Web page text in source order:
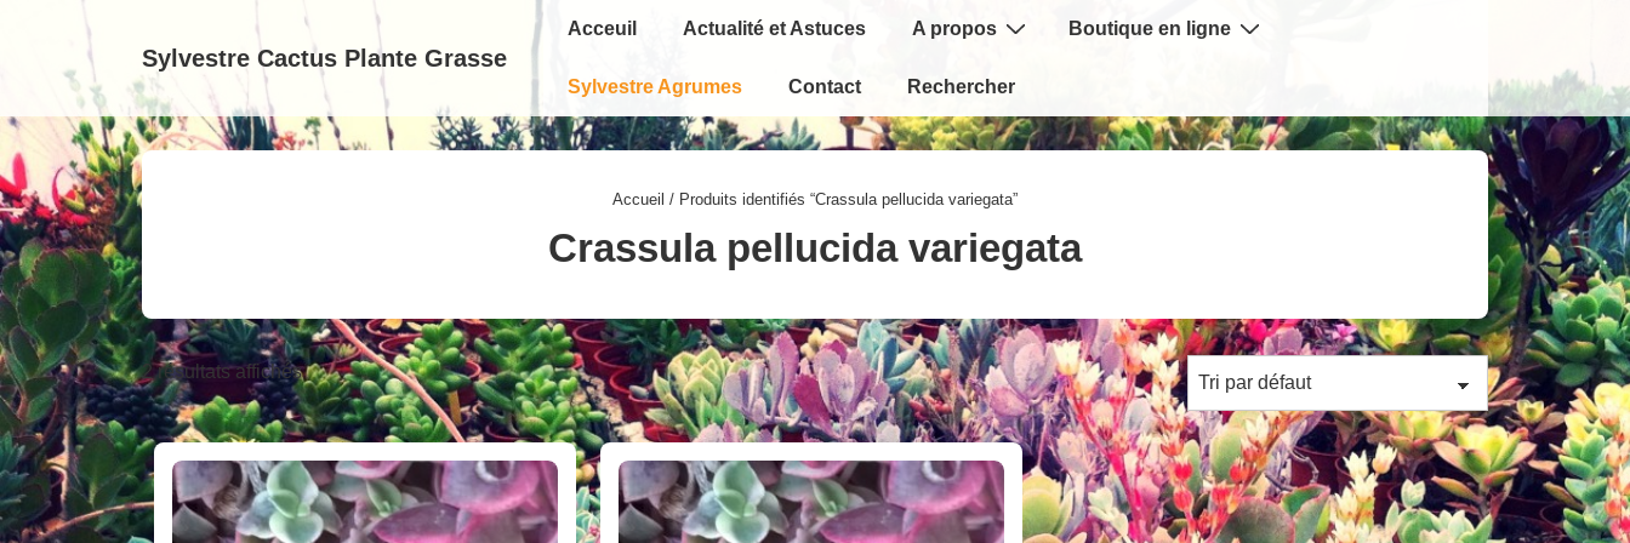
contenu
principal
Sylvestre Cactus Plante Grasse
Main
Acceuil Actualité et Astuces A propos Boutique en ligne
Sylvestre Agrumes Contact Rechercher
Accueil / Produits identifiés “Crassula pellucida variegata”
Crassula pellucida variegata
2 résultats affichés